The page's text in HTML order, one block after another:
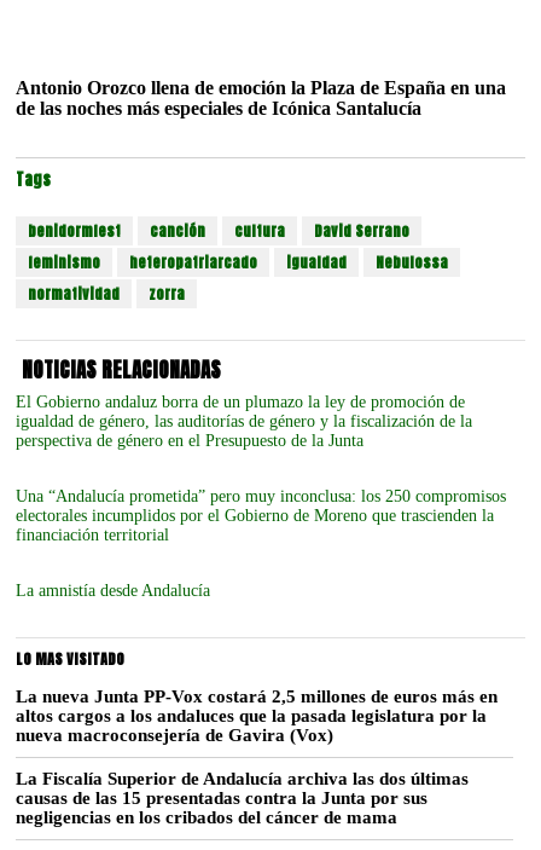
Antonio Orozco llena de emoción la Plaza de España en una
de las noches más especiales de Icónica Santalucía
Tags
benidormfest canción cultura
David Serrano
feminismo
heteropatriarcado igualdad
Nebulossa
normatividad
zorra
NOTICIAS RELACIONADAS
El Gobierno andaluz borra de un plumazo la ley de promoción de
igualdad de género, las auditorías de género y la fiscalización de la
perspectiva de género en el Presupuesto de la Junta
Una “Andalucía prometida” pero muy inconclusa: los 250 compromisos
electorales incumplidos por el Gobierno de Moreno que trascienden la
financiación territorial
La amnistía desde Andalucía
LO MAS VISITADO
La nueva Junta PP-Vox costará 2,5 millones de euros más en
altos cargos a los andaluces que la pasada legislatura por la
nueva macroconsejería de Gavira (Vox)
La Fiscalía Superior de Andalucía archiva las dos últimas
causas de las 15 presentadas contra la Junta por sus
negligencias en los cribados del cáncer de mama